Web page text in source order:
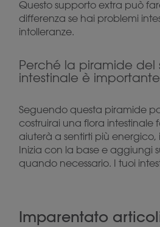
Questo supporto extra può
differenza se hai problemi
intolleranze.
Perché la piramide del
intestinale è importante
Seguendo questa piramide
costruirai una flora intestinale
aiuterà a sentirti più energico,
Inizia con la base e aggiungi
quando necessario. I tuoi
Imparentato